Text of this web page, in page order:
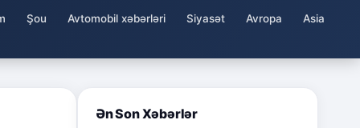
Şou Avtomobil xəbərləri Siyasət Avropa
Asia
Ən Son Xəbərlər